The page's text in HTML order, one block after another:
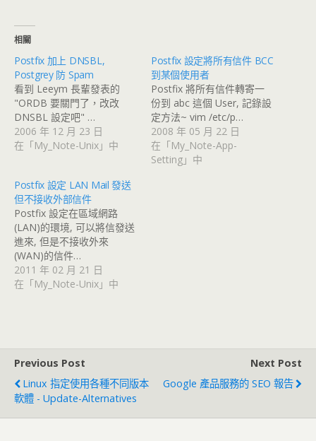
相關
Postfix 加上 DNSBL,
Postgrey 防 Spam
看到 Leeym 長輩發表的
"ORDB 要關門了，改改
DNSBL 設定吧" …
2006 年 12 月 23 日
在「My_Note-Unix」中
Postfix 設定將所有信件 BCC
到某個使用者
Postfix 將所有信件轉寄一
份到 abc 這個 User, 記錄設
定方法~ vim /etc/p…
2008 年 05 月 22 日
在「My_Note-App-
Setting」中
Postfix 設定 LAN Mail 發送
但不接收外部信件
Postfix 設定在區域網路
(LAN)的環境, 可以將信發送
進來, 但是不接收外來
(WAN)的信件…
2011 年 02 月 21 日
在「My_Note-Unix」中
Previous Post
Linux 指定使用各種不同版本
軟體 - Update-Alternatives
Next Post
Google 產品服務的 SEO 報告